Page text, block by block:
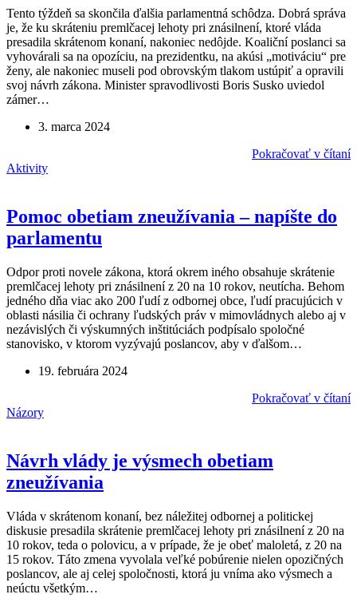
Tento týždeň sa skončila ďalšia parlamentná schôdza. Dobrá správa
je, že ku skráteniu premlčacej lehoty pri znásilnení, ktoré vláda
presadila skrátenom konaní, nakoniec nedôjde. Koaliční poslanci sa
vyhovárali sa na opozíciu, na prezidentku, na akúsi „motiváciu“ pre
ženy, ale nakoniec museli pod obrovským tlakom ustúpiť a opravili
svoj návrh zákona. Minister spravodlivosti Boris Susko uviedol
zámer…
3. marca 2024
Pokračovať v čítaní
Aktivity
Pomoc obetiam zneužívania – napíšte do
parlamentu
Odpor proti novele zákona, ktorá okrem iného obsahuje skrátenie
premlčacej lehoty pri znásilnení z 20 na 10 rokov, neutícha. Behom
jedného dňa viac ako 200 ľudí z odbornej obce, ľudí pracujúcich v
oblasti násilia či ochrany ľudských práv v mimovládnych alebo aj v
nezávislých či výskumných inštitúciách podpísalo spoločné
stanovisko, v ktorom vyzývajú poslancov, aby v ďalšom…
19. februára 2024
Pokračovať v čítaní
Názory
Návrh vlády je výsmech obetiam
zneužívania
Vláda v skrátenom konaní, bez náležitej odbornej a politickej
diskusie presadila skrátenie premlčacej lehoty pri znásilnení z 20 na
10 rokov, teda o polovicu, a v prípade, že je obeť maloletá, z 20 na
15 rokov. Táto zmena vyvolala veľké pobúrenie nielen opozičných
poslancov, ale aj celej spoločnosti, ktorá ju vníma ako výsmech a
neúctu všetkým…